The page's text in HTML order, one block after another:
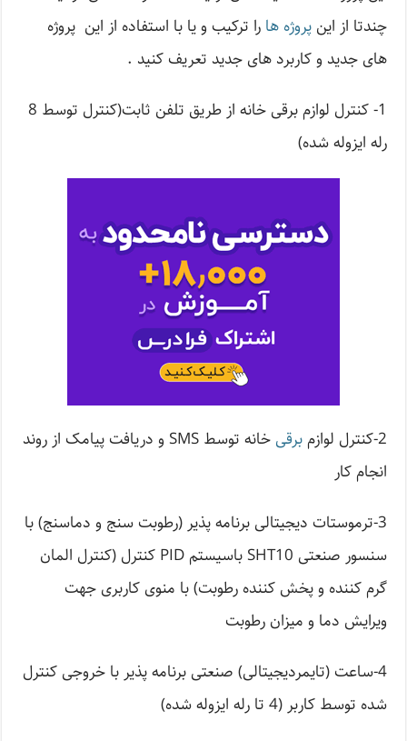
چندتا از اینپروژه ها را ترکیب و یا با استفاده از این پروژه
های جدید و کاربرد های جدید تعریف کنید .
1- کنترل لوازم برقی خانه از طریق تلفن ثابت(کنترل توسط 8
رله ایزوله شده)
2-کنترل لوازم برقی
خانه توسط SMS و دریافت پیامک از روند
انجام کار
3-ترموستات دیجیتالی برنامه پذیر (رطوبت سنج و دماسنج) با
سنسور صنعتی SHT10 باسیستم PID کنترل (کنترل المان
گرم کننده و پخش کننده رطوبت) با منوی کاربری جهت
ویرایش دما و میزان رطوبت
4-ساعت (تایمردیجیتالی) صنعتی برنامه پذیر با خروجی کنترل
شده توسط کاربر (4 تا رله ایزوله شده)